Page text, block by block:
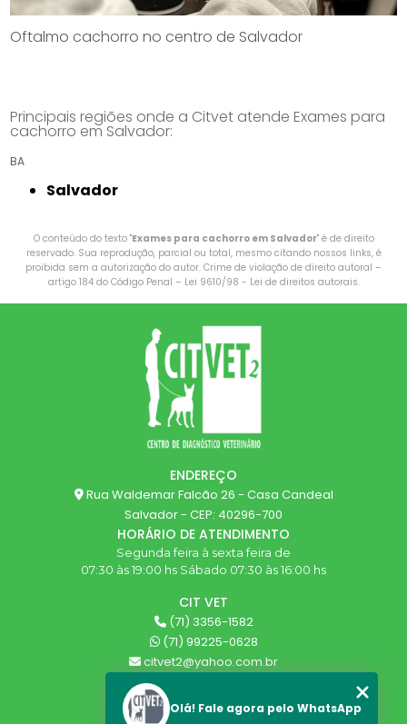
Oftalmo cachorro no centro de Salvador
Principais regiões onde a Citvet atende Exames para
cachorro em Salvador:
BA
Salvador
O conteúdo do texto "Exames para cachorro em Salvador" é de direito
reservado. Sua reprodução, parcial ou total, mesmo citando nossos links, é
proibida sem a autorização do autor. Crime de violação de direito autoral –
artigo 184 do Código Penal – Lei 9610/98 - Lei de direitos autorais.
ENDEREÇO
Rua Waldemar Falcão 26 - Casa Candeal
Salvador - CEP: 40296-700
HORÁRIO DE ATENDIMENTO
Segunda feira à sexta feira de
07:30 às 19:00 hs Sábado 07:30 às 16:00 hs
CIT VET
(71) 3356-1582
(71) 99225-0628
citvet2@yahoo.com.br
Olá! Fale agora pelo WhatsApp